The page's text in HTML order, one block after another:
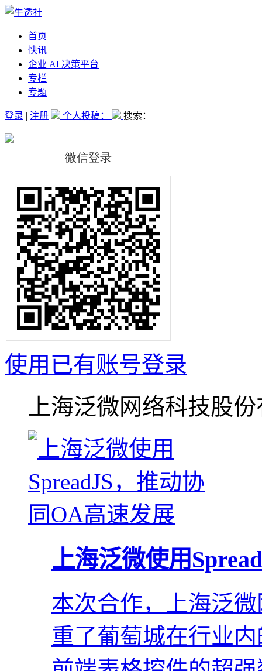
首页
快讯
企业 AI 决策平台
专栏
专题
登录 | 注册 个人投稿： 搜索：
使用已有账号登录
上海泛微网络科技股
上海泛微使用
本次合作，上海泛
重了葡萄城在行业内